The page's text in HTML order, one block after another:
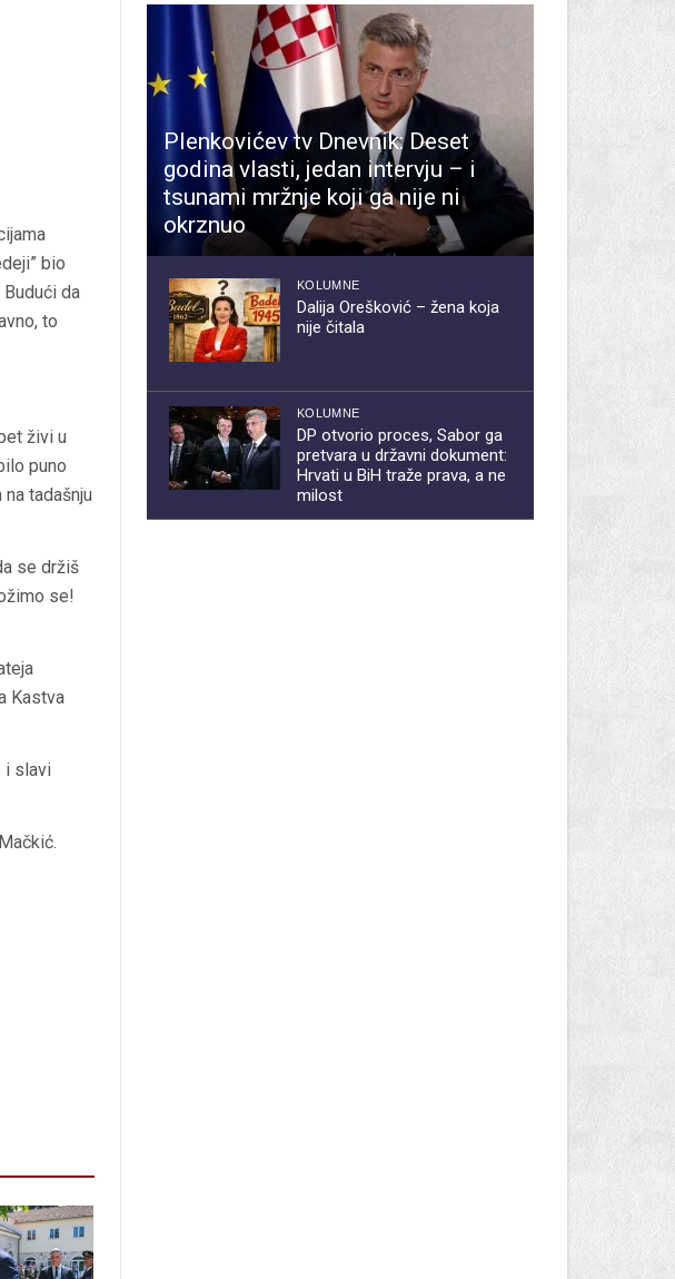
bio
da
to
živi u
puno
tadašnju
se držiš
se!
Kastva
i slavi
Plenkovićev tv Dnevnik: Deset
godina vlasti, jedan intervju – i
tsunami mržnje koji ga nije ni
okrznuo
KOLUMNE
Dalija Orešković – žena koja
nije čitala
KOLUMNE
DP otvorio proces, Sabor ga
pretvara u državni dokument:
Hrvati u BiH traže prava, a ne
milost